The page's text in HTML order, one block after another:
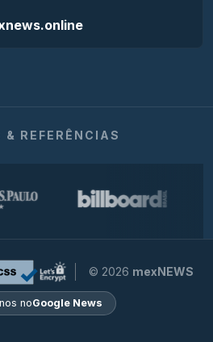
& REFERÊNCIAS
© 2026 mexNEWS
noGoogle News